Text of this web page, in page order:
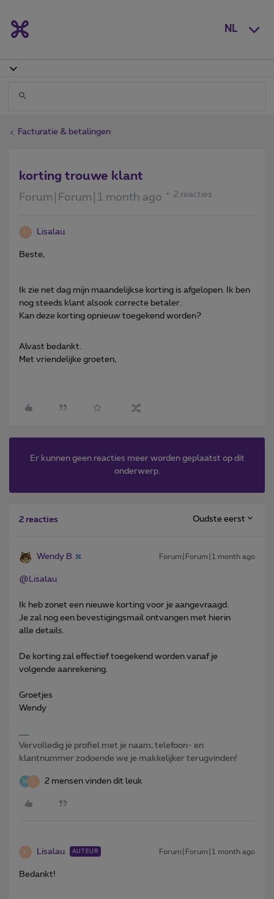
NL
Facturatie & betalingen
korting trouwe klant
Forum|Forum|1 month ago 2 reacties
L Lisalau
Beste,
Ik zie net dag mijn maandelijkse korting is afgelopen. Ik ben
nog steeds klant alsook correcte betaler.
Kan deze korting opnieuw toegekend worden?
Alvast bedankt.
Met vriendelijke groeten,
Er kunnen geen reacties meer worden geplaatst op dit
onderwerp.
2 reacties Oudste eerst
Wendy B Forum|Forum|1 month ago
@Lisalau
Ik heb zonet een nieuwe korting voor je aangevraagd.
Je zal nog een bevestigingsmail ontvangen met hierin
alle details.
De korting zal effectief toegekend worden vanaf je
volgende aanrekening.
Groetjes
Wendy
Vervolledig je profiel met je naam, telefoon- en
klantnummer zodoende we je makkelijker terugvinden!
L 2 mensen vinden dit leuk
L Lisalau AUTEUR Forum|Forum|1 month ago
Bedankt!